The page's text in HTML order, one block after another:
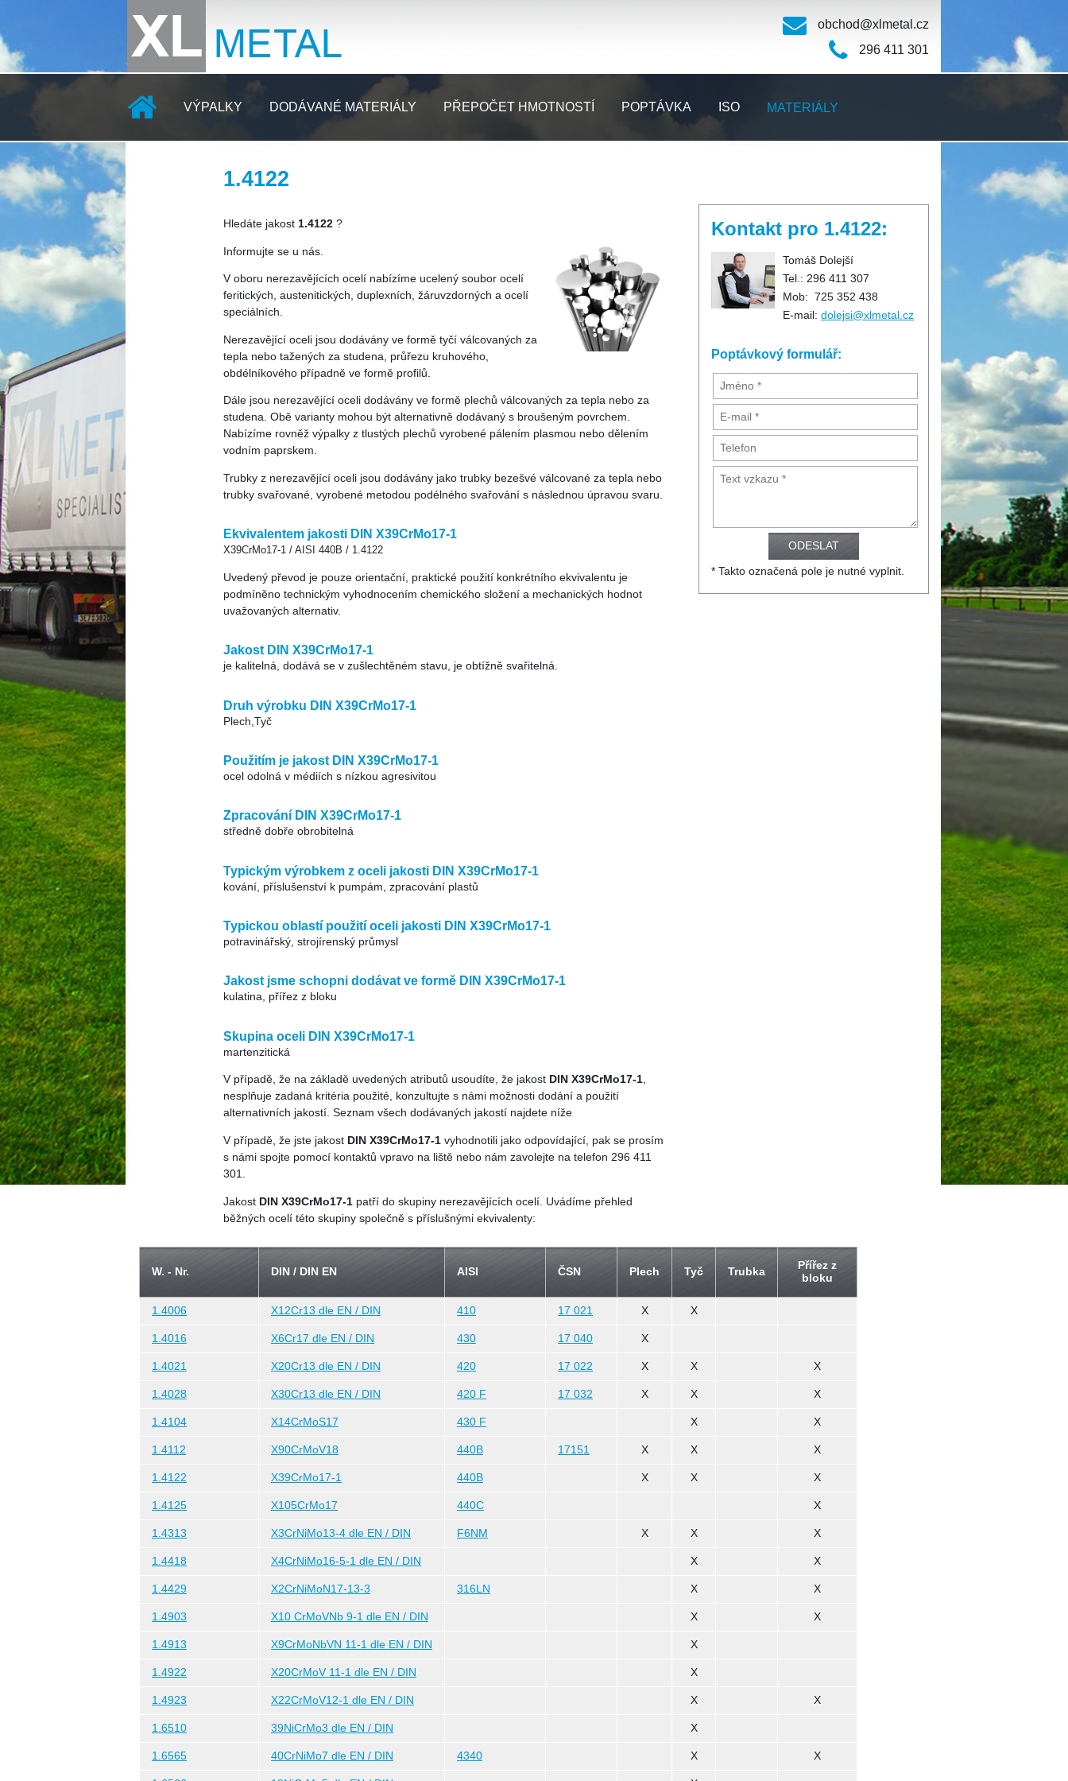
obchod@xlmetal.cz
296 411 301
VÝPALKY DODÁVANÉ MATERIÁLY PŘEPOČET HMOTNOSTÍ POPTÁVKA ISO MATERIÁLY
1.4122
Hledáte jakost 1.4122 ?
Informujte se u nás.
V oboru nerezavějících ocelí nabízíme ucelený soubor ocelí
feritických, austenitických, duplexních, žáruvzdorných a ocelí
speciálních.
Nerezavějící oceli jsou dodávány ve formě tyčí válcovaných za
tepla nebo tažených za studena, průřezu kruhového,
obdélníkového případně ve formě profilů.
Dále jsou nerezavějící oceli dodávány ve formě plechů válcovaných za tepla nebo za
studena. Obě varianty mohou být alternativně dodávaný s broušeným povrchem.
Nabízíme rovněž výpalky z tlustých plechů vyrobené pálením plasmou nebo dělením
vodním paprskem.
Trubky z nerezavějící oceli jsou dodávány jako trubky bezešvé válcované za tepla nebo
trubky svařované, vyrobené metodou podélného svařování s následnou úpravou svaru.
Ekvivalentem jakosti DIN X39CrMo17-1
X39CrMo17-1 / AISI 440B / 1.4122
Uvedený převod je pouze orientační, praktické použití konkrétního ekvivalentu je
podmíněno technickým vyhodnocením chemického složení a mechanických hodnot
uvažovaných alternativ.
Jakost DIN X39CrMo17-1
je kalitelná, dodává se v zušlechtěném stavu, je obtížně svařitelná.
Druh výrobku DIN X39CrMo17-1
Plech,Tyč
Použitím je jakost DIN X39CrMo17-1
ocel odolná v médiích s nízkou agresivitou
Zpracování DIN X39CrMo17-1
středně dobře obrobitelná
Typickým výrobkem z oceli jakosti DIN X39CrMo17-1
kování, příslušenství k pumpám, zpracování plastů
Typickou oblastí použití oceli jakosti DIN X39CrMo17-1
potravinářský, strojírenský průmysl
Jakost jsme schopni dodávat ve formě DIN X39CrMo17-1
kulatina, přířez z bloku
Skupina oceli DIN X39CrMo17-1
martenzitická
V případě, že na základě uvedených atributů usoudíte, že jakost DIN X39CrMo17-1,
nesplňuje zadaná kritéria použité, konzultujte s námi možnosti dodání a použití
alternativních jakostí. Seznam všech dodávaných jakostí najdete níže
V případě, že jste jakost DIN X39CrMo17-1 vyhodnotili jako odpovídající, pak se prosím
s námi spojte pomocí kontaktů vpravo na liště nebo nám zavolejte na telefon 296 411
301.
Jakost DIN X39CrMo17-1 patří do skupiny nerezavějících ocelí. Uvádíme přehled
běžných ocelí této skupiny společně s příslušnými ekvivalenty:
Kontakt pro 1.4122:
Tomáš Dolejší
Tel.: 296 411 307
Mob: 725 352 438
E-mail: dolejsi@xlmetal.cz
Poptávkový formulář:
* Takto označená pole je nutné vyplnit.
W. - Nr. DIN / DIN EN AISI ČSN Plech Tyč Trubka
Přířez z
bloku
1.4006 X12Cr13 dle EN / DIN 410 17 021 X X
1.4016 X6Cr17 dle EN / DIN 430 17 040 X
1.4021 X20Cr13 dle EN / DIN 420 17 022 X X X
1.4028 X30Cr13 dle EN / DIN 420 F 17 032 X X X
1.4104 X14CrMoS17 430 F X X
1.4112 X90CrMoV18 440B 17151 X X X
1.4122 X39CrMo17-1 440B X X X
1.4125 X105CrMo17 440C X
1.4313 X3CrNiMo13-4 dle EN / DIN F6NM X X X
1.4418 X4CrNiMo16-5-1 dle EN / DIN X X
1.4429 X2CrNiMoN17-13-3 316LN X X
1.4903 X10 CrMoVNb 9-1 dle EN / DIN X X
1.4913 X9CrMoNbVN 11-1 dle EN / DIN X
1.4922 X20CrMoV 11-1 dle EN / DIN X
1.4923 X22CrMoV12-1 dle EN / DIN X X
1.6510 39NiCrMo3 dle EN / DIN X
1.6565 40CrNiMo7 dle EN / DIN 4340 X X